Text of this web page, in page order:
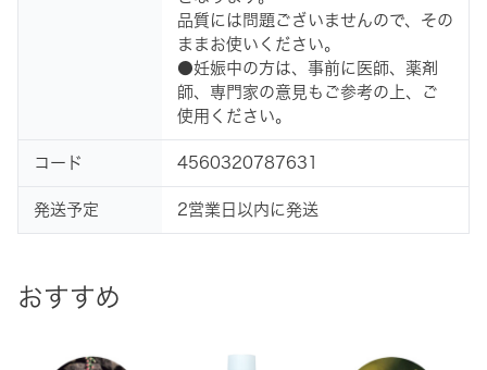
おすすめ
品質には問題ございませんので、その
ままお使いください。
●妊娠中の方は、事前に医師、薬剤
師、専門家の意見もご参考の上、ご
使用ください。
コード 4560320787631
発送予定 2営業日以内に発送